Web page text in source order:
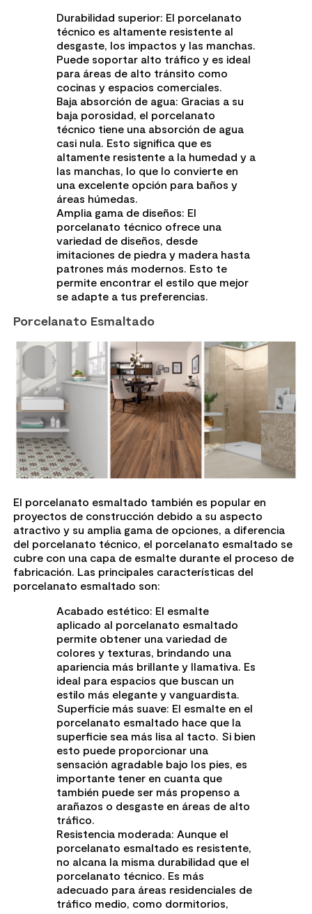
Durabilidad superior: El porcelanato
técnico es altamente resistente al
desgaste, los impactos y las manchas.
Puede soportar alto tráfico y es ideal
para áreas de alto tránsito como
cocinas y espacios comerciales.
Baja absorción de agua: Gracias a su
baja porosidad, el porcelanato
técnico tiene una absorción de agua
casi nula. Esto significa que es
altamente resistente a la humedad y a
las manchas, lo que lo convierte en
una excelente opción para baños y
áreas húmedas.
Amplia gama de diseños: El
porcelanato técnico ofrece una
variedad de diseños, desde
imitaciones de piedra y madera hasta
patrones más modernos. Esto te
permite encontrar el estilo que mejor
se adapte a tus preferencias.
Porcelanato Esmaltado
El porcelanato esmaltado también es popular en
proyectos de construcción debido a su aspecto
atractivo y su amplia gama de opciones, a diferencia
del porcelanato técnico, el porcelanato esmaltado se
cubre con una capa de esmalte durante el proceso de
fabricación. Las principales características del
porcelanato esmaltado son:
Acabado estético: El esmalte
aplicado al porcelanato esmaltado
permite obtener una variedad de
colores y texturas, brindando una
apariencia más brillante y llamativa. Es
ideal para espacios que buscan un
estilo más elegante y vanguardista.
Superficie más suave: El esmalte en el
porcelanato esmaltado hace que la
superficie sea más lisa al tacto. Si bien
esto puede proporcionar una
sensación agradable bajo los pies, es
importante tener en cuanta que
también puede ser más propenso a
arañazos o desgaste en áreas de alto
tráfico.
Resistencia moderada: Aunque el
porcelanato esmaltado es resistente,
no alcana la misma durabilidad que el
porcelanato técnico. Es más
adecuado para áreas residenciales de
tráfico medio, como dormitorios,